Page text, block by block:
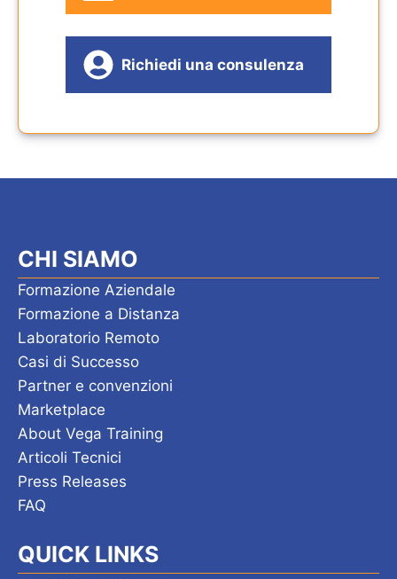
Richiedi una consulenza
CHI SIAMO
Formazione Aziendale
Formazione a Distanza
Laboratorio Remoto
Casi di Successo
Partner e convenzioni
Marketplace
About Vega Training
Articoli Tecnici
Press Releases
FAQ
QUICK LINKS